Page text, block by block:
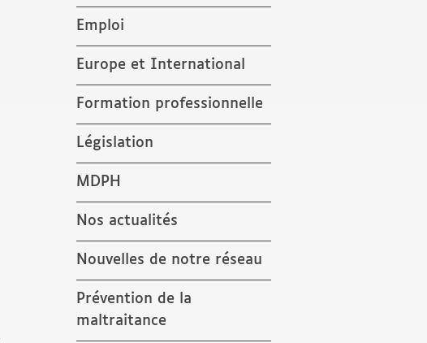
Emploi
Europe et International
Formation professionnelle
Législation
MDPH
Nos actualités
Nouvelles de notre réseau
Prévention de la
maltraitance